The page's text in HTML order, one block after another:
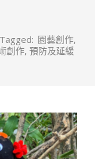
Tagged: 園藝創作,
創作, 預防及延緩